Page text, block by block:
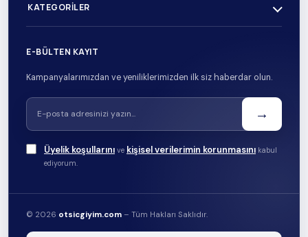
KATEGORILER
E-BÜLTEN KAYIT
Kampanyalarımızdan ve yeniliklerimizden ilk siz haberdar olun.
→
Üyelik koşullarını ve kişisel verilerimin korunmasını kabul
ediyorum.
© 2026 otsicgiyim.com – Tüm Hakları Saklıdır.